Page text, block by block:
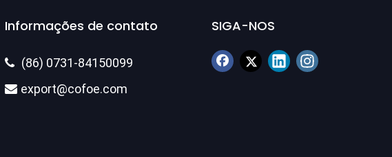
Informações de contato
 (86) 0731-84150099
 export@cofoe.com
SIGA-NOS